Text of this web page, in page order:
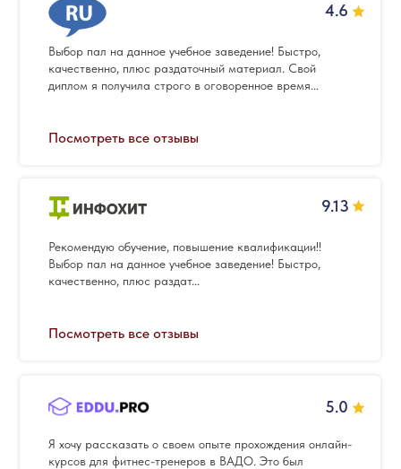
Посмотреть все отзывы
Выбор пал на данное учебное заведение! Быстро,
качественно, плюс раздаточный материал. Свой
диплом я получила строго в оговоренное время...
4.6
Посмотреть все отзывы
Рекомендую обучение, повышение квалификации!!
Выбор пал на данное учебное заведение! Быстро,
качественно, плюс раздат...
9.13
5.0
Я хочу рассказать о своем опыте прохождения онлайн-
курсов для фитнес-тренеров в ВАДО. Это был